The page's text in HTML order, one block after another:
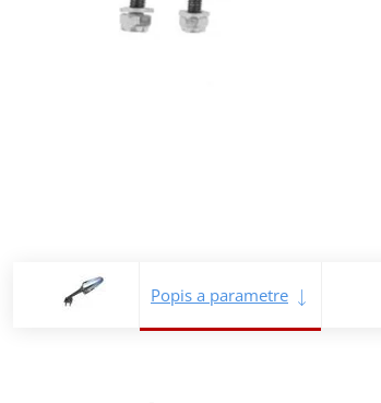
Popis a parametre